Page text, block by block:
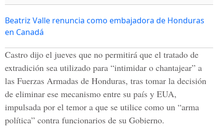
Beatriz Valle renuncia como embajadora de Honduras
en Canadá
Castro dijo el jueves que no permitirá que el tratado de
extradición sea utilizado para “intimidar o chantajear” a
las Fuerzas Armadas de Honduras, tras tomar la decisión
de eliminar ese mecanismo entre su país y EUA,
impulsada por el temor a que se utilice como un “arma
política” contra funcionarios de su Gobierno.